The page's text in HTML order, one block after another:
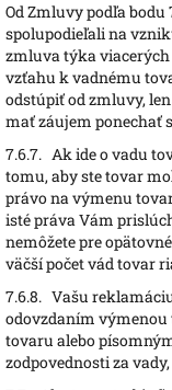
Od Zmluvy podľa bodu
spolupodieľali na
zmluva týka
vzťahu k vadnému
odstúpiť od zmluvy,
mať záujem ponechať
7.6.7. Ak ide o vadu
tomu, aby ste tovar
právo na výmenu
isté práva Vám
nemôžete pre
väčší počet vád tovar
7.6.8. Vašu
odovzdaním
tovaru alebo
zodpovednosti za